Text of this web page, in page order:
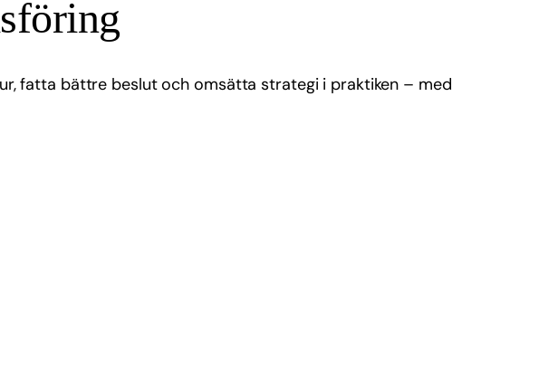
fatta bättre beslut och omsätta strategi i praktiken – med